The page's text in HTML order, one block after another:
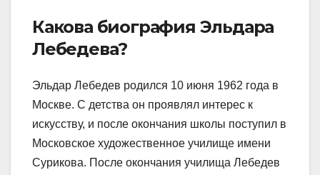
Какова биография Эльдара
Лебедева?
Эльдар Лебедев родился 10 июня 1962 года в
Москве. С детства он проявлял интерес к
искусству, и после окончания школы поступил в
Московское художественное училище имени
Сурикова. После окончания училища Лебедев